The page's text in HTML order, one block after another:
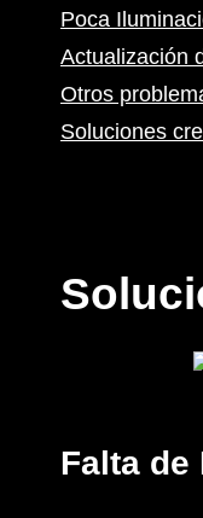
Poca
Actualización
Otros
Soluciones
Falta de